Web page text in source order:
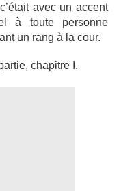
avec un accent
à toute personne
un rang à la cour.
chapitre I.